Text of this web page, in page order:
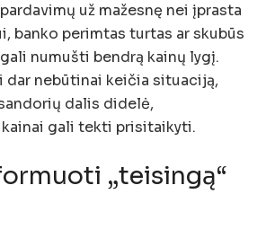
už mažesnę nei įprasta
banko perimtas turtas ar skubūs
numušti bendrą kainų lygį.
dar nebūtinai keičia situaciją,
dalis didelė,
gali tekti prisitaikyti.
„teisingą“